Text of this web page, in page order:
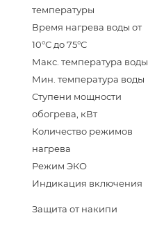
температуры
Время нагрева воды от
10°С до 75°С
Макс. температура воды
Мин. температура воды
Ступени мощности
обогрева, кВт
Количество режимов
нагрева
Режим ЭКО
Индикация включения
Защита от накипи